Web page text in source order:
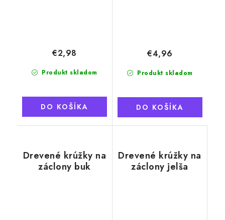
Produkt skladom
€2,98
DO KOŠÍKA
Produkt skladom
€4,96
DO KOŠÍKA
Drevené krúžky na
záclony buk
Drevené krúžky na
záclony jelša